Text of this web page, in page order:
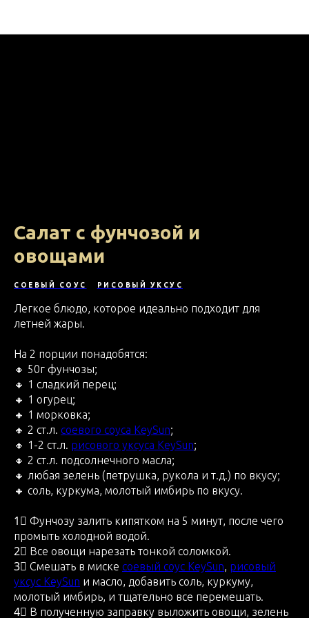
Салат с фунчозой и
овощами
СОЕВЫЙ СОУС РИСОВЫЙ УКСУС
Легкое блюдо, которое идеально подходит для
летней жары.
На 2 порции понадобятся:
🔸 50г фунчозы;
🔸 1 сладкий перец;
🔸 1 огурец;
🔸 1 морковка;
🔸 2 ст.л. соевого соуса KeySun;
🔸 1-2 ст.л. рисового уксуса KeySun;
🔸 2 ст.л. подсолнечного масла;
🔸 любая зелень (петрушка, рукола и т.д.) по вкусу;
🔸 соль, куркума, молотый имбирь по вкусу.
1⃣ Фунчозу залить кипятком на 5 минут, после чего
промыть холодной водой.
2⃣ Все овощи нарезать тонкой соломкой.
3⃣ Смешать в миске соевый соус KeySun рисовый
уксус KeySun и масло, добавить соль, куркуму,
молотый имбирь, и тщательно все перемешать.
4⃣ В полученную заправку выложить овощи, зелень